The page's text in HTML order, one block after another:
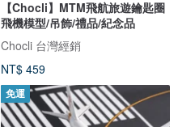
【Chocli】MTM飛航旅遊鑰匙圈
飛機模型/吊飾/禮品/紀念品
Chocli 台灣經銷
NT$ 459
免運